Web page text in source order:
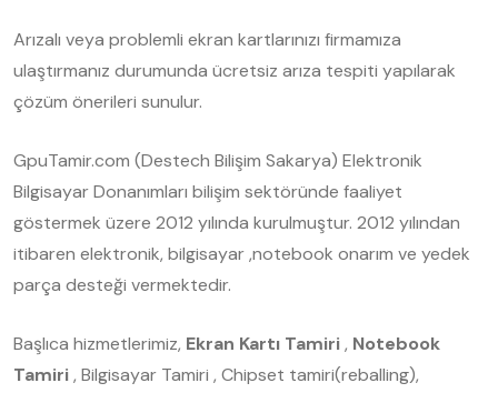
Arızalı veya problemli ekran kartlarınızı firmamıza
ulaştırmanız durumunda ücretsiz arıza tespiti yapılarak
çözüm önerileri sunulur.
GpuTamir.com (Destech Bilişim Sakarya) Elektronik
Bilgisayar Donanımları bilişim sektöründe faaliyet
göstermek üzere 2012 yılında kurulmuştur. 2012 yılından
itibaren elektronik, bilgisayar ,notebook onarım ve yedek
parça desteği vermektedir.
Başlıca hizmetlerimiz, Ekran Kartı Tamiri, Notebook
Tamiri, Bilgisayar Tamiri , Chipset tamiri(reballing),